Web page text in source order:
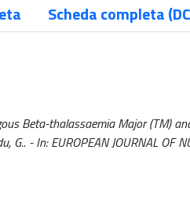
Scheda completa
Beta-thalassaemia Major (TM) and
G.. - In: EUROPEAN JOURNAL